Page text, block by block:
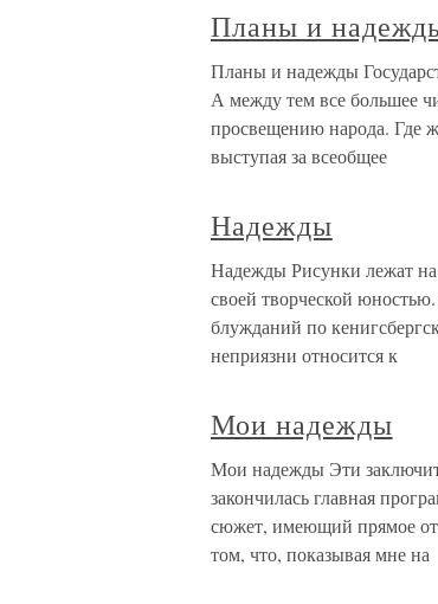
Планы и
Планы и надежды
А между тем все большее
просвещению народа. Где
выступая за всеобщее
Надежды
Надежды Рисунки лежат
своей творческой
блужданий по
неприязни относится к
Мои надежды
Мои надежды Эти
закончилась главная
сюжет, имеющий прямое
том, что, показывая мне на